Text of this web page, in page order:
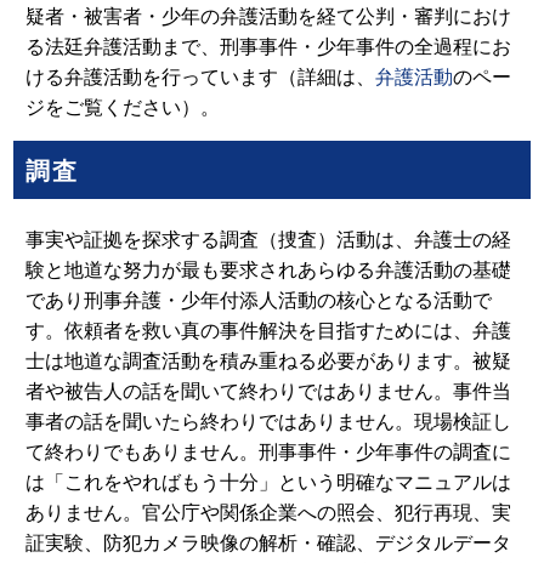
疑者・被害者・少年の弁護活動を経て公判・審判におけ
る法廷弁護活動まで、刑事事件・少年事件の全過程にお
ける弁護活動を行っています（詳細は、弁護活動のペー
ジをご覧ください）。
調査
事実や証拠を探求する調査（捜査）活動は、弁護士の経
験と地道な努力が最も要求されあらゆる弁護活動の基礎
であり刑事弁護・少年付添人活動の核心となる活動で
す。依頼者を救い真の事件解決を目指すためには、弁護
士は地道な調査活動を積み重ねる必要があります。被疑
者や被告人の話を聞いて終わりではありません。事件当
事者の話を聞いたら終わりではありません。現場検証し
て終わりでもありません。刑事事件・少年事件の調査に
は「これをやればもう十分」という明確なマニュアルは
ありません。官公庁や関係企業への照会、犯行再現、実
証実験、防犯カメラ映像の解析・確認、デジタルデータ